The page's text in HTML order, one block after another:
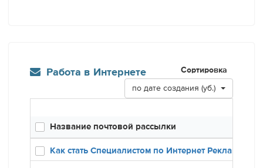
Работа в Интернете Сортировка
по дате создания (уб.)
Название почтовой рассылки
Как стать Специалистом по Интернет Рекламе